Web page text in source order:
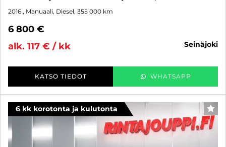
2016 , Manuaali, Diesel, 355 000 km
6 800 €
alk. 117 € / kk
seinäjoki
KATSO TIEDOT WHATSAPP
6 kk korotonta ja kulutonta